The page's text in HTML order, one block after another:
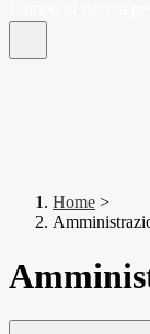
Home >